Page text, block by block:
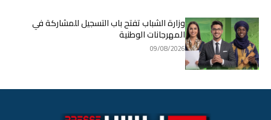
وزارة الشباب تفتح باب التسجيل للمشاركة في
المهرجانات الوطنية
09/08/2026